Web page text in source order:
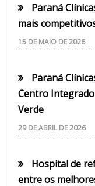
Paraná
mais
15 DE MAIO DE 2026
Paraná
Centro
Verde
29 DE ABRIL DE 2026
Hospital de
entre os